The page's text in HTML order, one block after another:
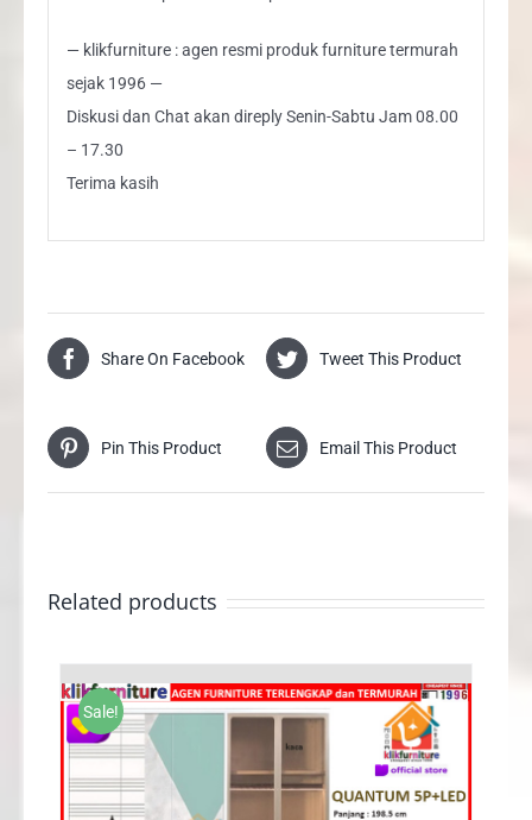
— klikfurniture : agen resmi produk furniture termurah
sejak 1996 —
Diskusi dan Chat akan direply Senin-Sabtu Jam 08.00
– 17.30
Terima kasih
Share On Facebook Tweet This Product
Pin This Product Email This Product
Related products
Sale!